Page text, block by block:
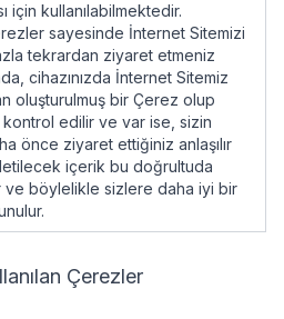
için kullanılabilmektedir.
sayesinde İnternet Sitemizi
tekrardan ziyaret etmeniz
cihazınızda İnternet Sitemiz
oluşturulmuş bir Çerez olup
kontrol edilir ve var ise, sizin
önce ziyaret ettiğiniz anlaşılır
içerik bu doğrultuda
ve böylelikle sizlere daha iyi bir
Çerezler